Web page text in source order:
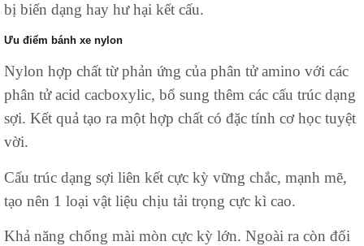
bị biến dạng hay hư hại kết cấu.
Ưu điểm bánh xe nylon
Nylon hợp chất từ phản ứng của phân tử amino với các
phân tử acid cacboxylic, bổ sung thêm các cấu trúc dạng
sợi. Kết quả tạo ra một hợp chất có đặc tính cơ học tuyệt
vời.
Cấu trúc dạng sợi liên kết cực kỳ vững chắc, mạnh mẽ,
tạo nên 1 loại vật liệu chịu tải trọng cực kì cao.
Khả năng chống mài mòn cực kỳ lớn. Ngoài ra còn đối